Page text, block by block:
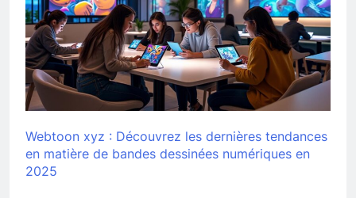
Webtoon xyz : Découvrez les dernières tendances
en matière de bandes dessinées numériques en
2025